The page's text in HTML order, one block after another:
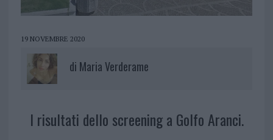
19 NOVEMBRE 2020
di Maria Verderame
I risultati dello screening a Golfo Aranci.